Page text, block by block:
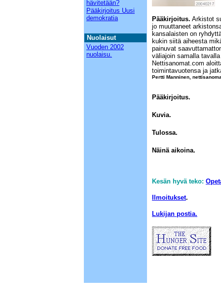
hävitetään?
Pääkirjoitus Uusi
demokratia
Nuolaisut
Vuoden 2002
nuolaisu.
Pääkirjoitus. Arkistot
jo muuttaneet
kansalaisten on
kukin siitä aiheesta
painuvat
väliajoin samalla
Nettisanomat.com
toimintavuotensa ja
Pertti Manninen,
Pääkirjoitus.
Kuvia.
Tulossa.
Näinä aikoina.
Kesän hyvä teko:
Ilmoitukset.
Lukijan postia.